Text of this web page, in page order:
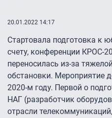
20.01.2022 14:17
Стартовала подготовка к
счету, конференции КРОС-
переносилась из-за
обстановки. Мероприятие
2020-м году. Первой о
НАГ (разработчик
отрасли